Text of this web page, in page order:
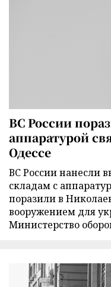
ВС России
аппаратурой
Одессе
ВС России нанесли
складам с
поразили в
вооружением для
Министерство